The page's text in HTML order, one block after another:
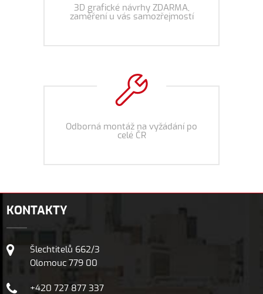
3D grafické návrhy ZDARMA,
zaměření u vás samozřejmostí
Odborná montáž na vyžádání po
celé ČR
KONTAKTY
Šlechtitelů 662/3
Olomouc 779 00
+420 727 877 337